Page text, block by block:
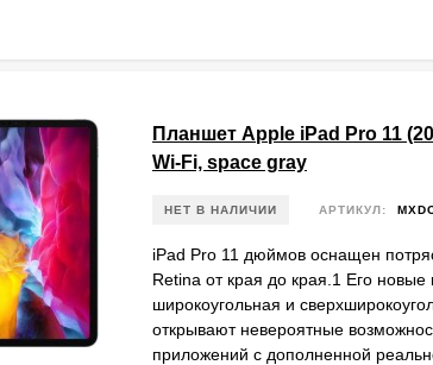
Планшет Apple iPad Pro 11
Wi-Fi, space gray
НЕТ В НАЛИЧИИ АРТИКУЛ:
iPad Pro 11 дюймов оснащен
Retina от края до края.1 Его
широкоугольная и
открывают невероятные
приложений с дополненной